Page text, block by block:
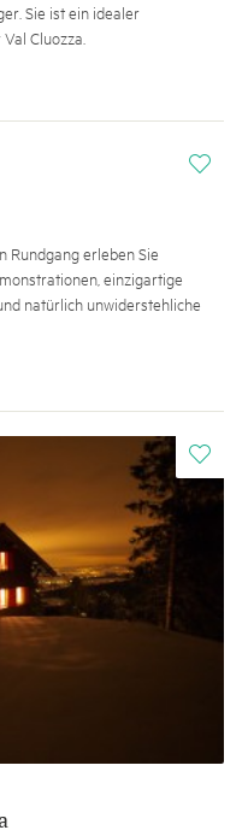
Sie ist ein idealer
Cluozza.
i
Rundgang erleben Sie
einzigartige
natürlich unwiderstehliche
i